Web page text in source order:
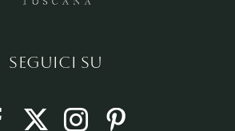
SEGUICI SU